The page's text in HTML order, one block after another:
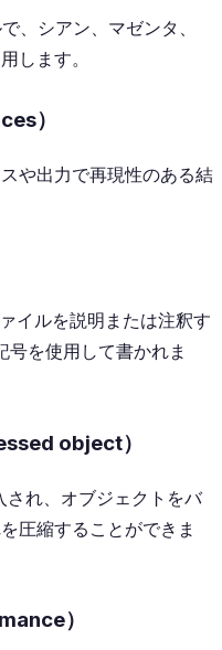
、シアン、マゼンタ、
します。
）
や出力で再現性のある結
イルを説明または注釈す
号を使用して書かれま
object）
され、オブジェクトをバ
圧縮することができま
）